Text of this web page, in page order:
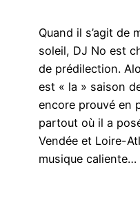
Quand il s’agit de
soleil, DJ No est
de prédilection.
est « la » saison
encore prouvé en
partout où il a
Vendée et Loire-
musique caliente…